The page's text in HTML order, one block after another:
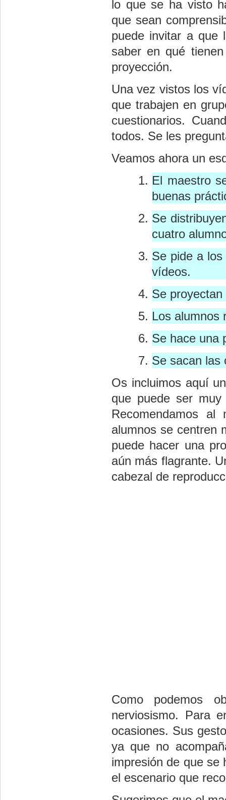
lo que se ha visto
que sean
puede invitar a que
saber en qué
proyección.
Una vez vistos los
que trabajen en
cuestionarios.
todos. Se les
Veamos ahora un
El maestro
buenas
Se
cuatro
Se pide a
vídeos.
Se
Los alumnos
Se hace una
Se sacan las
Os incluimos aquí
que puede ser
Recomendamos
alumnos se centren
puede hacer una
aún más flagrante.
cabezal de
Como podemos
nerviosismo. Para
ocasiones. Sus
ya que no
impresión de que se
el escenario que